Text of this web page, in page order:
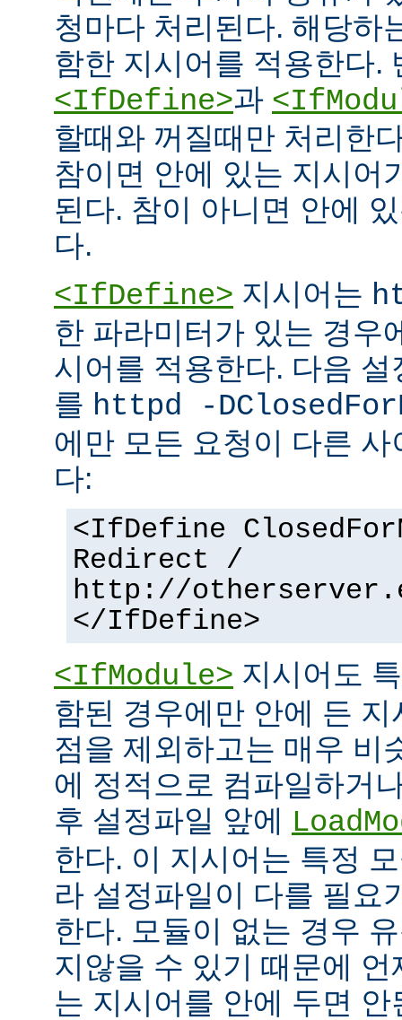
청마다 처리된다. 해당하
함한 지시어를 적용한다.
<IfDefine>과
할때와 꺼질때만 처리한
참이면 안에 있는 지시어
된다. 참이 아니면 안에
다.
<IfDefine> 지시어는
한 파라미터가 있는 경우
시어를 적용한다. 다음
를 httpd -
에만 모든 요청이 다른
다:
<IfDefine
Redirect /
http://
</IfDefine>
<IfModule> 지시어도
함된 경우에만 안에 든
점을 제외하고는 매우 비
에 정적으로 컴파일하거
후 설정파일 앞에
한다. 이 지시어는 특정
라 설정파일이 다를 필요
한다. 모듈이 없는 경우
지않을 수 있기 때문에
는 지시어를 안에 두면 안